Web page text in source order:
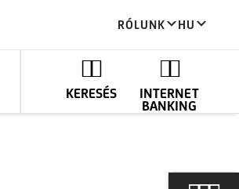
RÓLUNK HU
KERESÉS
INTERNET
BANKING